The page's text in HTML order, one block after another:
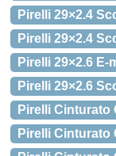
Pirelli 29×2.4
Pirelli 29×2.4
Pirelli 29×2.6
Pirelli 29×2.6
Pirelli Cinturato
Pirelli Cinturato